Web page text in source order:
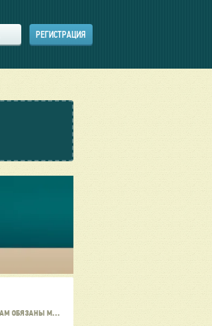
РЕГИСТРАЦИЯ
..И ЛИШЬ ЕДИНИЦАМ ОБЯЗАНЫ МНОГИМ..